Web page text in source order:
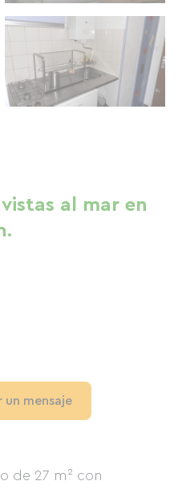
de 27 m² con
al mar en
un mensaje